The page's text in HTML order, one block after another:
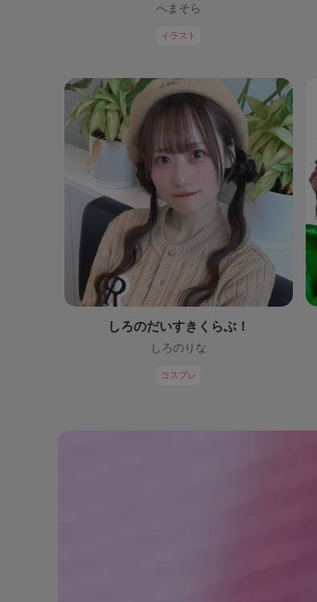
へまそら
イラスト
しろのだいすきくらぶ！
しろのりな
コスプレ